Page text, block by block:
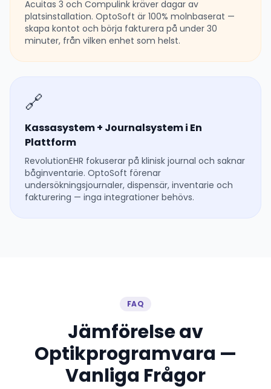
Acuitas 3 och Compulink kräver dagar av
platsinstallation. OptoSoft är 100% molnbaserat —
skapa kontot och börja fakturera på under 30
minuter, från vilken enhet som helst.
🔗
Kassasystem + Journalsystem i En
Plattform
RevolutionEHR fokuserar på klinisk journal och saknar
båginventarie. OptoSoft förenar
undersökningsjournaler, dispensär, inventarie och
fakturering — inga integrationer behövs.
FAQ
Jämförelse av
Optikprogramvara —
Vanliga Frågor